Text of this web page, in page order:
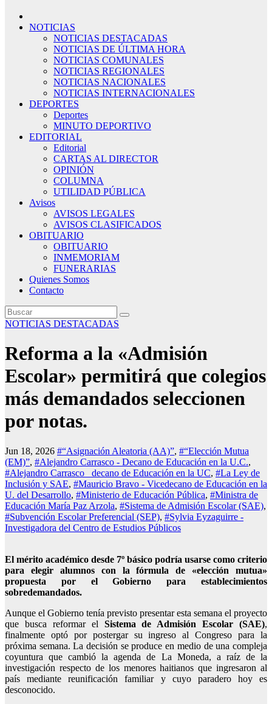
NOTICIAS
NOTICIAS DESTACADAS
NOTICIAS DE ÚLTIMA HORA
NOTICIAS COMUNALES
NOTICIAS REGIONALES
NOTICIAS NACIONALES
NOTICIAS INTERNACIONALES
DEPORTES
Deportes
MINUTO DEPORTIVO
EDITORIAL
Editorial
CARTAS AL DIRECTOR
OPINIÓN
COLUMNA
UTILIDAD PÚBLICA
Avisos
AVISOS LEGALES
AVISOS CLASIFICADOS
OBITUARIO
OBITUARIO
INMEMORIAM
FUNERARIAS
Quienes Somos
Contacto
NOTICIAS DESTACADAS
Reforma a la «Admisión
Escolar» permitirá que colegios
más demandados seleccionen
por notas.
Jun 18, 2026 #“Asignación Aleatoria (AA)”, #“Elección Mutua
(EM)”, #Alejandro Carrasco - Decano de Educación en la U.C.,
#Alejandro Carrasco_ decano de Educación en la UC, #La Ley de
Inclusión y SAE, #Mauricio Bravo - Vicedecano de Educación en la
U. del Desarrollo, #Ministerio de Educación Pública, #Ministra de
Educación María Paz Arzola, #Sistema de Admisión Escolar (SAE),
#Subvención Escolar Preferencial (SEP), #Sylvia Eyzaguirre -
Investigadora del Centro de Estudios Públicos
El mérito académico desde 7º básico podría usarse como criterio
para elegir alumnos con la fórmula de «elección mutua»
propuesta por el Gobierno para establecimientos
sobredemandados.
Aunque el Gobierno tenía previsto presentar esta semana el proyecto
que busca reformar el Sistema de Admisión Escolar (SAE),
finalmente optó por postergar su ingreso al Congreso para la
próxima semana. La decisión se produce en medio de una compleja
coyuntura que cambió la agenda de La Moneda, a raíz de la
investigación respecto de los menores haitianos que ingresaron al
país mediante reunificación familiar y cuyo paradero hoy es
desconocido.